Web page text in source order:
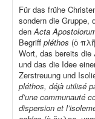
Für das frühe
sondern die Gruppe,
denActa
Begriff pléthos (ὁ
Wort, das bereits die
und das die Idee
Zerstreuung und
pléthos, déjà utilisé
d’une communauté
dispersion et